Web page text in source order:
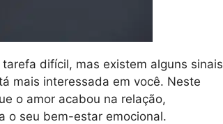
difícil, mas existem alguns sinais
mais interessada em você. Neste
o amor acabou na relação,
o seu bem-estar emocional.